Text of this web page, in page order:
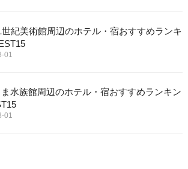
紀美術館周辺のホテル・宿おすすめランキ
01
水族館周辺のホテル・宿おすすめランキン
01